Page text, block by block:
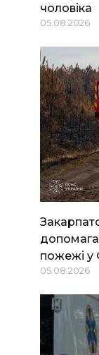
чоловіка
05.08.2026
пожежі у
05.08.2026